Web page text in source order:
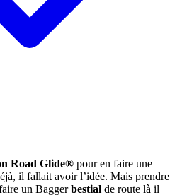
Road Glide® pour en faire une
il fallait avoir l’idée. Mais prendre
un Baggerbestial de route là il